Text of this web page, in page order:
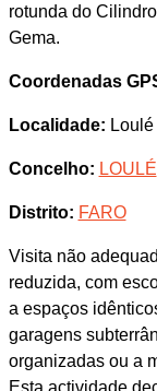
rotunda do
Gema.
Coordenadas
Localidade: Loulé
Concelho: LOULÉ
Distrito: FARO
Visita não
reduzida, com
a espaços
garagens
organizadas ou a
Esta actividade